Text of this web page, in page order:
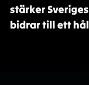
stärker
bidrar till ett